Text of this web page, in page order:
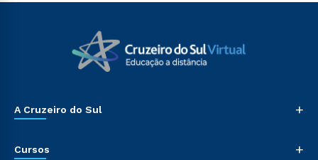
A Cruzeiro do Sul +
Cursos +